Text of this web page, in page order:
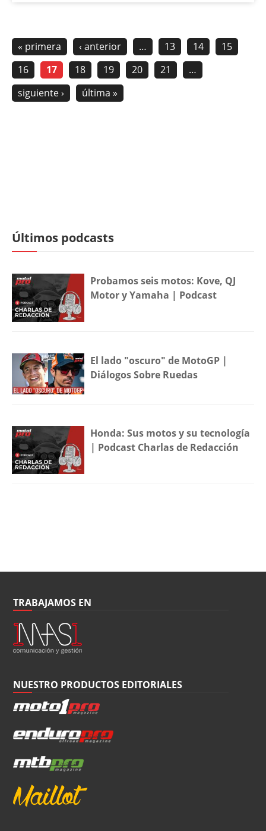
« primera ‹ anterior … 13 14
15
16
17 18 19 20 21
…
siguiente ›
última »
Últimos podcasts
Probamos seis motos: Kove, QJ
Motor y Yamaha | Podcast
El lado "oscuro" de MotoGP |
Diálogos Sobre Ruedas
Honda: Sus motos y su tecnología
| Podcast Charlas de Redacción
TRABAJAMOS EN
NUESTRO PRODUCTOS EDITORIALES